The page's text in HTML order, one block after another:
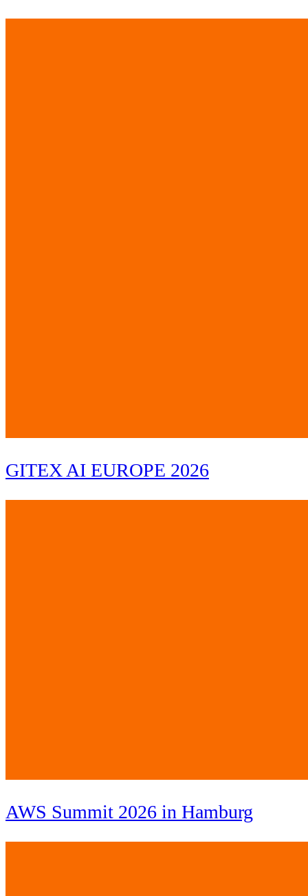
GITEX AI EUROPE 2026
AWS Summit 2026 in Hamburg